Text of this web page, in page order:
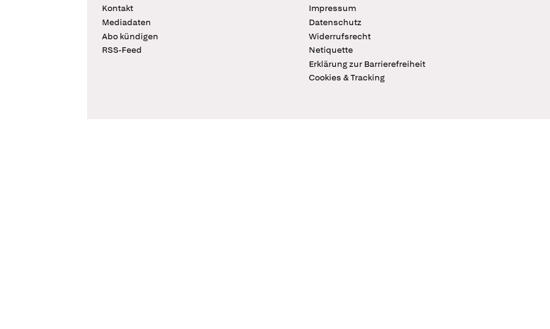
Kontakt
Mediadaten
Abo kündigen
RSS-Feed
Impressum
Datenschutz
Widerrufsrecht
Netiquette
Erklärung zur Barrierefreiheit
Cookies & Tracking